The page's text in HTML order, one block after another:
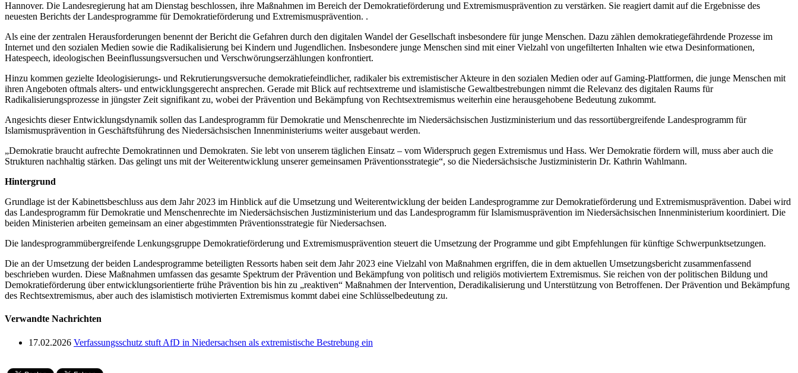
Hannover. Die Landesregierung hat am Dienstag beschlossen, ihre Maßnahmen im Bereich der Demokratieförderung und Extremismusprävention zu verstärken. Sie reagiert damit auf die Ergebnisse des
neuesten Berichts der Landesprogramme für Demokratieförderung und Extremismusprävention. .
Als eine der zentralen Herausforderungen benennt der Bericht die Gefahren durch den digitalen Wandel der Gesellschaft insbesondere für junge Menschen. Dazu zählen demokratiegefährdende Prozesse im
Internet und den sozialen Medien sowie die Radikalisierung bei Kindern und Jugendlichen. Insbesondere junge Menschen sind mit einer Vielzahl von ungefilterten Inhalten wie etwa Desinformationen,
Hatespeech, ideologischen Beeinflussungsversuchen und Verschwörungserzählungen konfrontiert.
Hinzu kommen gezielte Ideologisierungs- und Rekrutierungsversuche demokratiefeindlicher, radikaler bis extremistischer Akteure in den sozialen Medien oder auf Gaming-Plattformen, die junge Menschen mit
ihren Angeboten oftmals alters- und entwicklungsgerecht ansprechen. Gerade mit Blick auf rechtsextreme und islamistische Gewaltbestrebungen nimmt die Relevanz des digitalen Raums für
Radikalisierungsprozesse in jüngster Zeit signifikant zu, wobei der Prävention und Bekämpfung von Rechtsextremismus weiterhin eine herausgehobene Bedeutung zukommt.
Angesichts dieser Entwicklungsdynamik sollen das Landesprogramm für Demokratie und Menschenrechte im Niedersächsischen Justizministerium und das ressortübergreifende Landesprogramm für
Islamismusprävention in Geschäftsführung des Niedersächsischen Innenministeriums weiter ausgebaut werden.
„Demokratie braucht aufrechte Demokratinnen und Demokraten. Sie lebt von unserem täglichen Einsatz – vom Widerspruch gegen Extremismus und Hass. Wer Demokratie fördern will, muss aber auch die
Strukturen nachhaltig stärken. Das gelingt uns mit der Weiterentwicklung unserer gemeinsamen Präventionsstrategie“, so die Niedersächsische Justizministerin Dr. Kathrin Wahlmann.
Hintergrund
Grundlage ist der Kabinettsbeschluss aus dem Jahr 2023 im Hinblick auf die Umsetzung und Weiterentwicklung der beiden Landesprogramme zur Demokratieförderung und Extremismusprävention. Dabei wird
das Landesprogramm für Demokratie und Menschenrechte im Niedersächsischen Justizministerium und das Landesprogramm für Islamismusprävention im Niedersächsischen Innenministerium koordiniert. Die
beiden Ministerien arbeiten gemeinsam an einer abgestimmten Präventionsstrategie für Niedersachsen.
Die landesprogrammübergreifende Lenkungsgruppe Demokratieförderung und Extremismusprävention steuert die Umsetzung der Programme und gibt Empfehlungen für künftige Schwerpunktsetzungen.
Die an der Umsetzung der beiden Landesprogramme beteiligten Ressorts haben seit dem Jahr 2023 eine Vielzahl von Maßnahmen ergriffen, die in dem aktuellen Umsetzungsbericht zusammenfassend
beschrieben wurden. Diese Maßnahmen umfassen das gesamte Spektrum der Prävention und Bekämpfung von politisch und religiös motiviertem Extremismus. Sie reichen von der politischen Bildung und
Demokratieförderung über entwicklungsorientierte frühe Prävention bis hin zu „reaktiven“ Maßnahmen der Intervention, Deradikalisierung und Unterstützung von Betroffenen. Der Prävention und Bekämpfung
des Rechtsextremismus, aber auch des islamistisch motivierten Extremismus kommt dabei eine Schlüsselbedeutung zu.
Verwandte Nachrichten
17.02.2026 Verfassungsschutz stuft AfD in Niedersachsen als extremistische Bestrebung ein